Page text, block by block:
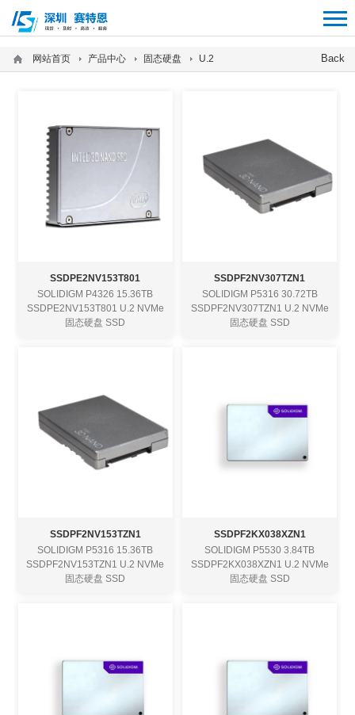
Back
网站首页 产品中心 固态硬盘 U.2
SSDPE2NV153T801
SOLIDIGM P4326 15.36TB
SSDPE2NV153T801 U.2 NVMe
固态硬盘 SSD
SSDPF2NV307TZN1
SOLIDIGM P5316 30.72TB
SSDPF2NV307TZN1 U.2 NVMe
固态硬盘 SSD
SSDPF2NV153TZN1
SOLIDIGM P5316 15.36TB
SSDPF2NV153TZN1 U.2 NVMe
固态硬盘 SSD
SSDPF2KX038XZN1
SOLIDIGM P5530 3.84TB
SSDPF2KX038XZN1 U.2 NVMe
固态硬盘 SSD